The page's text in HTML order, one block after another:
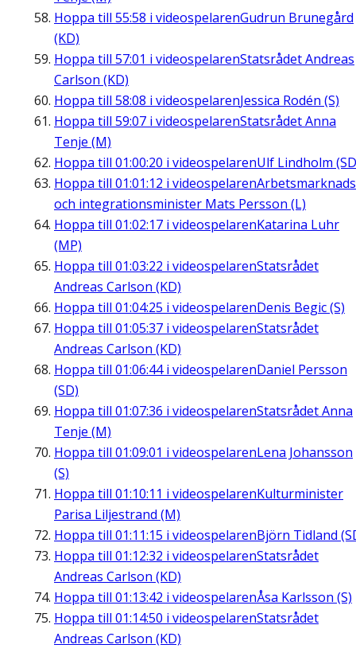
Hoppa till 55:58 i videospelarenGudrun Brunegård
(KD)
Hoppa till 57:01 i videospelarenStatsrådet Andreas
Carlson (KD)
Hoppa till 58:08 i videospelarenJessica Rodén (S)
Hoppa till 59:07 i videospelarenStatsrådet Anna
Tenje (M)
Hoppa till 01:00:20 i videospelarenUlf Lindholm
Hoppa till 01:01:12 i videospelaren
och integrationsminister Mats Persson (L)
Hoppa till 01:02:17 i videospelarenKatarina Luhr
(MP)
Hoppa till 01:03:22 i videospelarenStatsrådet
Andreas Carlson (KD)
Hoppa till 01:04:25 i videospelarenDenis Begic (S)
Hoppa till 01:05:37 i videospelarenStatsrådet
Andreas Carlson (KD)
Hoppa till 01:06:44i videospelarenDaniel Persson
(SD)
Hoppa till 01:07:36 i videospelarenStatsrådet Anna
Tenje (M)
Hoppa till 01:09:01 i videospelarenLena Johansson
(S)
Hoppa till 01:10:11 i videospelarenKulturminister
Parisa Liljestrand (M)
Hoppa till 01:11:15 i videospelarenBjörn Tidland
Hoppa till 01:12:32 i videospelarenStatsrådet
Andreas Carlson (KD)
Hoppa till 01:13:42 i videospelarenÅsa Karlsson (S)
Hoppa till 01:14:50 i videospelarenStatsrådet
Andreas Carlson (KD)